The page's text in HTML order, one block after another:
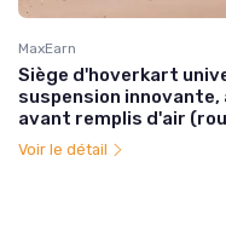
MaxEarn
Siège d'hoverkart
suspension
avant remplis d'air
Voir le détail